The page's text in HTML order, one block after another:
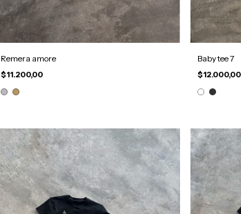
Remera amore
$11.200,00
Baby tee 7
$12.000,00